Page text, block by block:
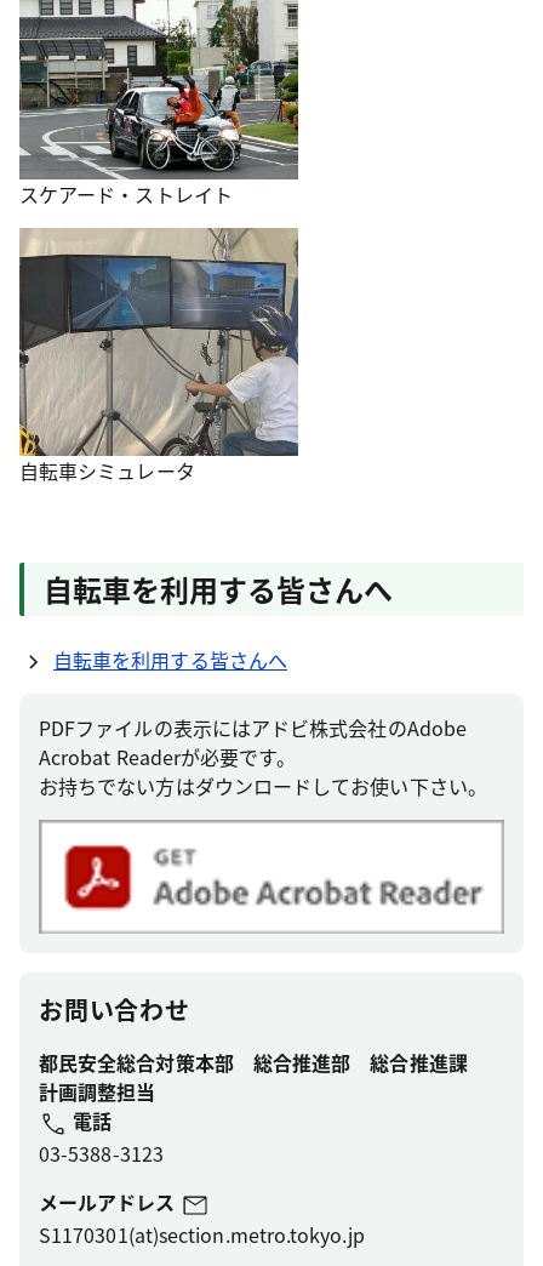
スケアード・ストレイト
自転車シミュレータ
自転車を利用する皆さんへ
自転車を利用する皆さんへ
PDFファイルの表示にはアドビ株式会社のAdobe
Acrobat Readerが必要です。
お持ちでない方はダウンロードしてお使い下さい。
お問い合わせ
都民安全総合対策本部 総合推進部 総合推進課
計画調整担当
電話
03-5388-3123
メールアドレス
S1170301(at)section.metro.tokyo.jp